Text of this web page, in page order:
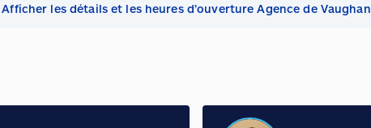
Afficher les détails et les heures d’ouverture Agence de Vaughan